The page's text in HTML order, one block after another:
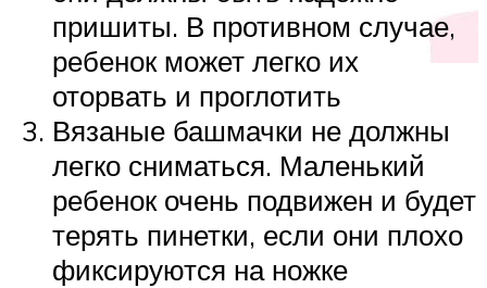
пришиты. В противном случае,
ребенок может легко их
оторвать и проглотить
Вязаные башмачки не должны
легко сниматься. Маленький
ребенок очень подвижен и будет
терять пинетки, если они плохо
фиксируются на ножке